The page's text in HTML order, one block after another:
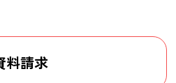
料請求